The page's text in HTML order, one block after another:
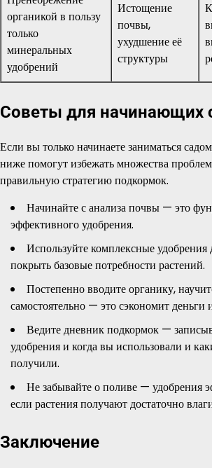
органикой в пользу
только
минеральных
удобрений
Истощение
почвы,
ухудшение её
структуры
Советы для начинающих
Если вы только начинаете заниматься
ниже помогут избежать множества
правильную стратегию подкормок.
Начинайте с анализа почвы — это
эффективного удобрения.
Используйте комплексные удобрения
покрыть базовые потребности растений.
Постепенно вводите органику,
самостоятельно — это сэкономит деньги
Ведите дневник подкормок —
удобрения и когда вы использовали и
получили.
Не забывайте о поливе — удобрения
если растения получают достаточно
Заключение